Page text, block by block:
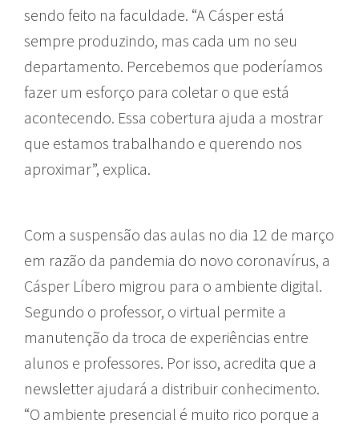
sendo feito na faculdade. “A Cásper está
sempre produzindo, mas cada um no seu
departamento. Percebemos que poderíamos
fazer um esforço para coletar o que está
acontecendo. Essa cobertura ajuda a mostrar
que estamos trabalhando e querendo nos
aproximar”, explica.
Com a suspensão das aulas no dia 12 de março
em razão da pandemia do novo coronavírus, a
Cásper Líbero migrou para o ambiente digital.
Segundo o professor, o virtual permite a
manutenção da troca de experiências entre
alunos e professores. Por isso, acredita que a
newsletter ajudará a distribuir conhecimento.
“O ambiente presencial é muito rico porque a